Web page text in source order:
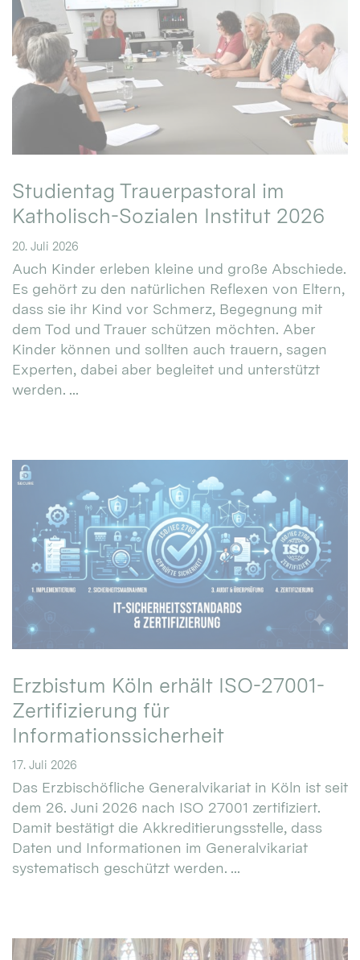
Studientag Trauerpastoral im
Katholisch-Sozialen Institut 2026
20. Juli 2026
Auch Kinder erleben kleine und große Abschiede.
Es gehört zu den natürlichen Reflexen von Eltern,
dass sie ihr Kind vor Schmerz, Begegnung mit
dem Tod und Trauer schützen möchten. Aber
Kinder können und sollten auch trauern, sagen
Experten, dabei aber begleitet und unterstützt
werden. ...
Erzbistum Köln erhält ISO-27001-
Zertifizierung für
Informationssicherheit
17. Juli 2026
Das Erzbischöfliche Generalvikariat in Köln ist seit
dem 26. Juni 2026 nach ISO 27001 zertifiziert.
Damit bestätigt die Akkreditierungsstelle, dass
Daten und Informationen im Generalvikariat
systematisch geschützt werden. ...